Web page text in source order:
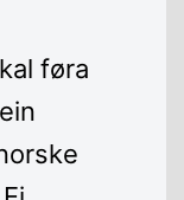
føra